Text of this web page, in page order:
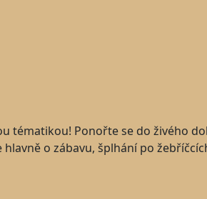
tématikou! Ponořte se do živého
o zábavu, šplhání po